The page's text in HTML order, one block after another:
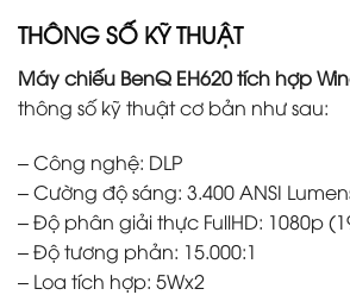
THÔNG SỐ KỸ THUẬT
Máy chiếu BenQ EH620 tích hợp
thông số kỹ thuật cơ bản như sau:
– Công nghệ: DLP
– Cường độ sáng: 3.400 ANSI
– Độ phân giải thực FullHD: 1080p
– Độ tương phản: 15.000:1
– Loa tích hợp: 5Wx2